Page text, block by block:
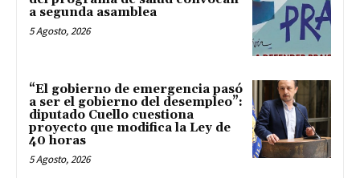
a segunda asamblea
5 Agosto, 2026
“El gobierno de emergencia pasó
a ser el gobierno del desempleo”:
diputado Cuello cuestiona
proyecto que modifica la Ley de
40 horas
5 Agosto, 2026